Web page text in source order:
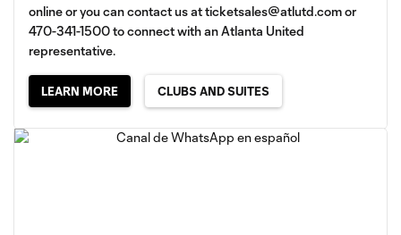
online or you can contact us atticketsales@atlutd.comor
470-341-1500 to connect with an Atlanta United
representative.
LEARN MORE CLUBS AND SUITES